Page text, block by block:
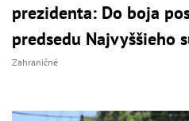
prezidenta: Do boja
predsedu Najvyššieho
Zahraničné